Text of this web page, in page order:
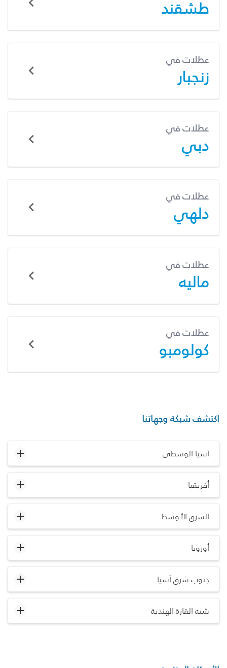
طشقند
عطلات في
زنجبار
عطلات في
دبي
عطلات في
دلهي
عطلات في
ماليه
عطلات في
كولومبو
اكتشف شبكة وجهاتنا
آسيا الوسطى
أفريقيا
الشرق الأوسط
أوروبا
جنوب شرق آسيا
شبه القارة الهندية